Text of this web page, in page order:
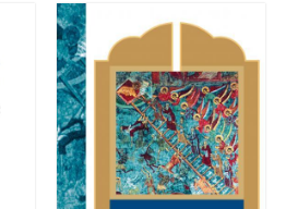
Stoc epuizat